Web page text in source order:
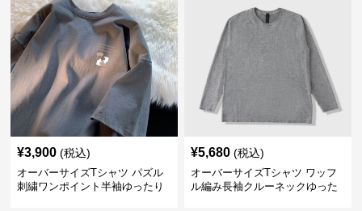
¥3,900 (税込)
オーバーサイズTシャツ パズル
刺繍ワンポイント半袖ゆったり
¥5,680 (税込)
オーバーサイズTシャツ ワッフ
ル編み長袖クルーネックゆった